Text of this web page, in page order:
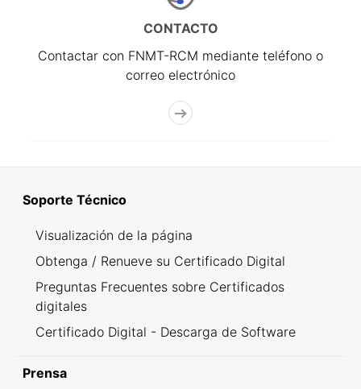
CONTACTO
Contactar con FNMT-RCM mediante teléfono o
correo electrónico
Soporte Técnico
Visualización de la página
Obtenga / Renueve su Certificado Digital
Preguntas Frecuentes sobre Certificados
digitales
Certificado Digital - Descarga de Software
Prensa